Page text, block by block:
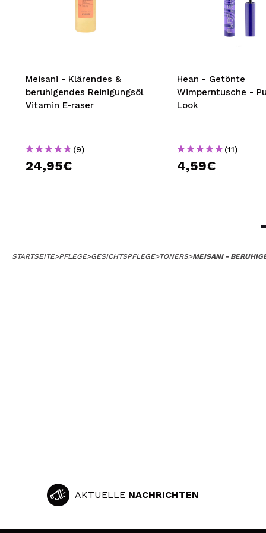
Meisani - Klärendes &
beruhigendes Reinigungsöl
Vitamin E-raser
(9)
24,95€
Hean - Getönte
Wimperntusche -
Look
(11)
4,59€
STARTSEITE>PFLEGE>GESICHTSPFLEGE>TONERS>MEISANI -
AKTUELLE NACHRICHTEN